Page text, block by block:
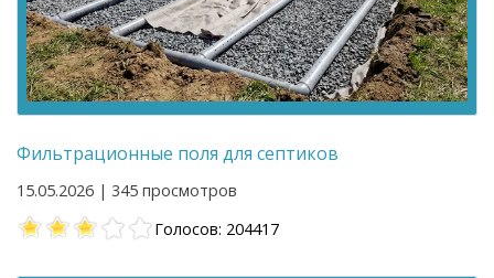
Фильтрационные поля для септиков
15.05.2026 | 345 просмотров
Голосов: 204417